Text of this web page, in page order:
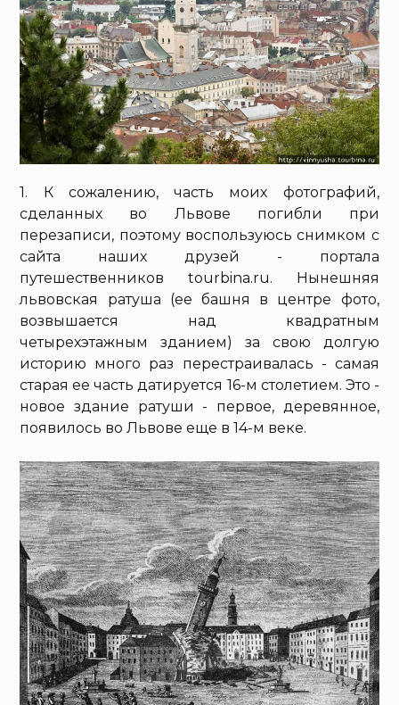
1. К сожалению, часть моих фотографий,
сделанных во Львове погибли при
перезаписи, поэтому воспользуюсь снимком с
сайта наших друзей - портала
путешественников tourbina.ru. Нынешняя
львовская ратуша (ее башня в центре фото,
возвышается над квадратным
четырехэтажным зданием) за свою долгую
историю много раз перестраивалась - самая
старая ее часть датируется 16-м столетием. Это -
новое здание ратуши - первое, деревянное,
появилось во Львове еще в 14-м веке.